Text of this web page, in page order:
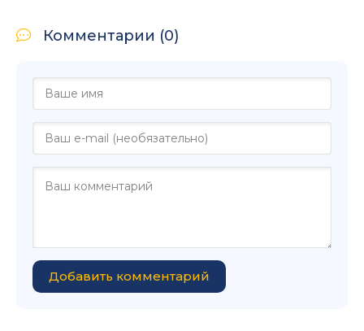
Комментарии (0)
Добавить комментарий